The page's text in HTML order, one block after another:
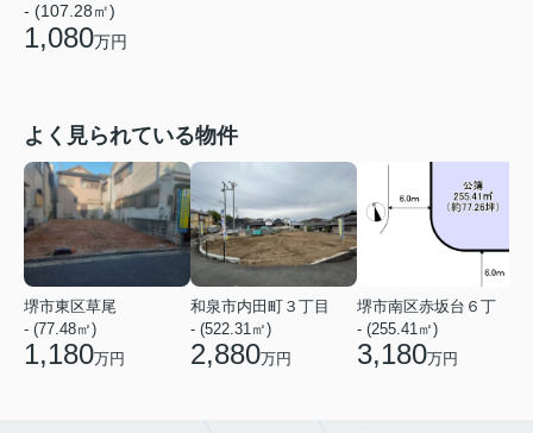
- (107.28㎡)
1,080万円
よく見られている物件
堺市東区草尾
- (77.48㎡)
1,180万円
和泉市内田町３丁目
- (522.31㎡)
2,880万円
堺市南区赤坂台６丁
- (255.41㎡)
3,180万円